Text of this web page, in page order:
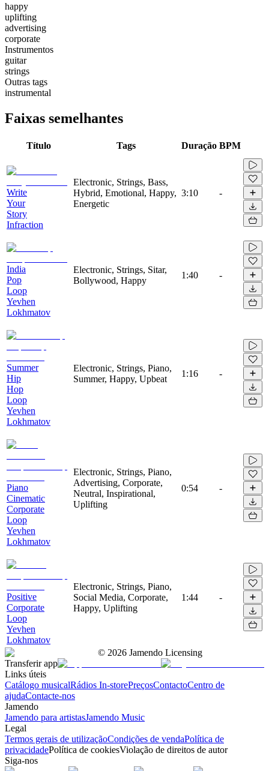
happy
uplifting
advertising
corporate
Instrumentos
guitar
strings
Outras tags
instrumental
Faixas semelhantes
Título Tags Duração BPM
Write
Your
Story
Infraction
Electronic, Strings, Bass,
Hybrid, Emotional, Happy,
Energetic
3:10 -
India
Pop
Loop
Yevhen
Lokhmatov
Electronic, Strings, Sitar,
Bollywood, Happy
1:40 -
Summer
Hip
Hop
Loop
Yevhen
Lokhmatov
Electronic, Strings, Piano,
Summer, Happy, Upbeat
1:16 -
Piano
Cinematic
Corporate
Loop
Yevhen
Lokhmatov
Electronic, Strings, Piano,
Advertising, Corporate,
Neutral, Inspirational,
Uplifting
0:54 -
Positive
Corporate
Loop
Yevhen
Lokhmatov
Electronic, Strings, Piano,
Social Media, Corporate,
Happy, Uplifting
1:44 -
© 2026 Jamendo Licensing
Transferir app
Links úteis
Catálogo musicalRádios In-storePreçosContactoCentro de
ajudaContacte-nos
Jamendo
Jamendo para artistasJamendo Music
Legal
Termos gerais de utilizaçãoCondições de vendaPolítica de
privacidadePolítica de cookiesViolação de direitos de autor
Siga-nos